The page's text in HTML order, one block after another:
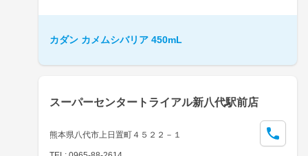
カダン カメムシバリア 450mL
スーパーセンタートライアル新八代駅前店
熊本県八代市上日置町４５２２－１